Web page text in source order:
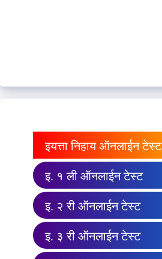
इयत्ता निहाय ऑनलाईन टेस्ट
इ. १ ली ऑनलाईन टेस्ट
इ. २ री ऑनलाईन टेस्ट
इ. ३ री ऑनलाईन टेस्ट